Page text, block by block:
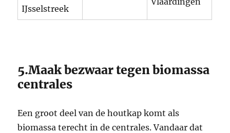
IJsselstreek
5.Maak bezwaar tegen biomassa
centrales
Een groot deel van de houtkap komt als
biomassa terecht in de centrales. Vandaar dat